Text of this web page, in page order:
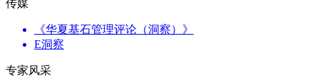
传媒
《华夏基石管理评论（洞察）》
E洞察
专家风采